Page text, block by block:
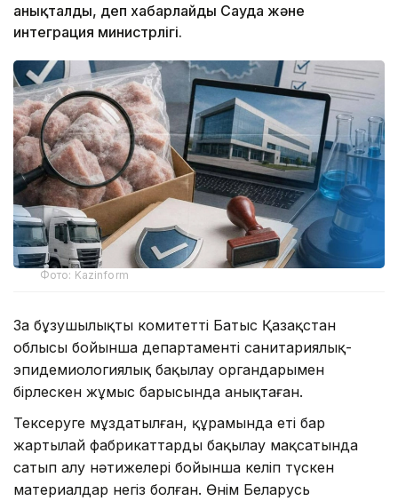
анықталды, деп хабарлайды Сауда және
интеграция министрлігі.
Фото: Kazinform
Заң бұзушылықты комитеттің Батыс Қазақстан
облысы бойынша департаменті санитариялық-
эпидемиологиялық бақылау органдарымен
бірлескен жұмыс барысында анықтаған.
Тексеруге мұздатылған, құрамында еті бар
жартылай фабрикаттарды бақылау мақсатында
сатып алу нәтижелері бойынша келіп түскен
материалдар негіз болған. Өнім Беларусь